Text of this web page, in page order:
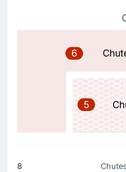
Gol !
Valentin
Gol no Estádio
0 - 1 nasceu de
6
5
8